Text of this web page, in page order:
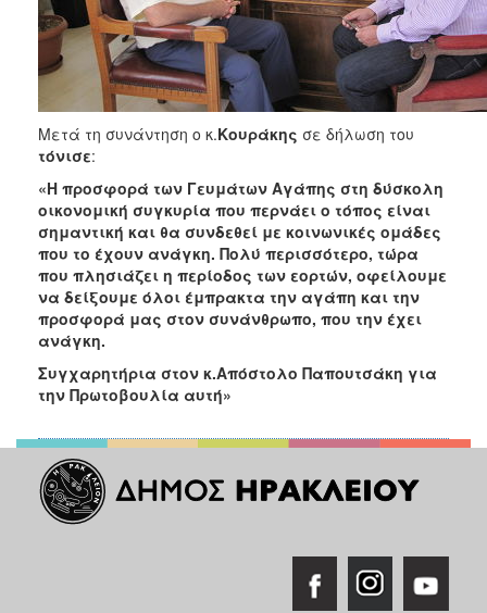
Μετά τη συνάντηση ο κ.Κουράκης σε δήλωση του
τόνισε:
«Η προσφορά των Γευμάτων Αγάπης στη δύσκολη
οικονομική συγκυρία που περνάει ο τόπος είναι
σημαντική και θα συνδεθεί με κοινωνικές ομάδες
που το έχουν ανάγκη. Πολύ περισσότερο, τώρα
που πλησιάζει η περίοδος των εορτών, οφείλουμε
να δείξουμε όλοι έμπρακτα την αγάπη και την
προσφορά μας στον συνάνθρωπο, που την έχει
ανάγκη.
Συγχαρητήρια στον κ.Απόστολο Παπουτσάκη για
την Πρωτοβουλία αυτή»